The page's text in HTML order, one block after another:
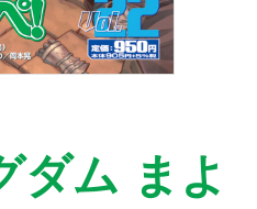
ダム まよ